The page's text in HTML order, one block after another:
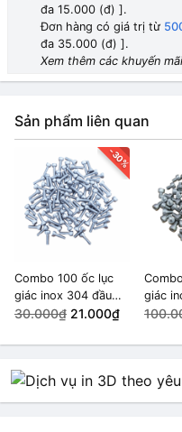
M4x20 (1 con)
1.000₫
M4x6 (1 con)
1.000₫
M5x6 (1 con)
1.000₫
M4x16 (1 con)
M5x10 (1 con)
1.000₫
1.000₫
đa 15.000 (đ) ].
Đơn hàng có giá trị từ
đa 35.000 (đ) ].
Xem thêm các khuyến
Sản phẩm liên quan
-30%
Combo 100 ốc lục
giác inox 304 đầu
tròn M3x10
30.000₫ 21.000₫
giác
tròn